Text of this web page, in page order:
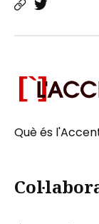
Què és